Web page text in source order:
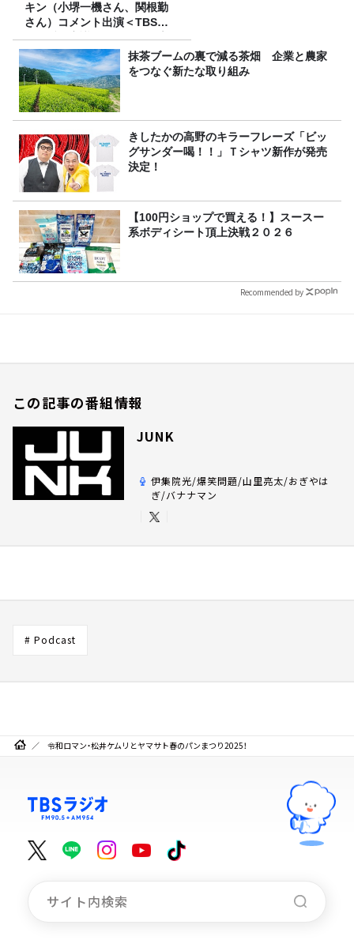
キン（小堺一機さん、関根勤
さん）コメント出演＜TBSラ
ジオ番組審議会からのご報告
＞
抹茶ブームの裏で減る茶畑 企業と農家
をつなぐ新たな取り組み
きしたかの高野のキラーフレーズ「ビッ
グサンダー喝！！」Ｔシャツ新作が発売
決定！
【100円ショップで買える！】スースー
系ボディシート頂上決戦２０２６
Recommended by
この記事の番組情報
JUNK
伊集院光/爆笑問題/山里亮太/おぎやは
ぎ/バナナマン
# Podcast
令和ロマン・松井ケムリとヤマサト春のパンまつり2025！